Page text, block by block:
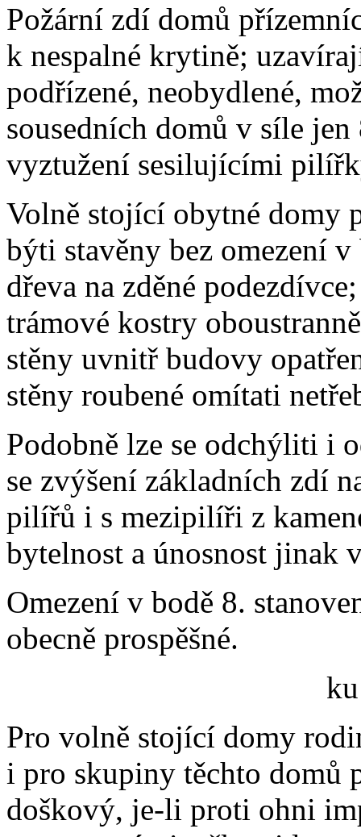
Požární zdí domů
k nespalné krytině;
podřízené, neobydlené,
sousedních domů v síle
vyztužení sesilujícími
Volně stojící obytné domy
býti stavěny bez omezení
dřeva na zděné
trámové kostry
stěny uvnitř budovy
stěny roubené omítati
Podobně lze se odchýliti i
se zvýšení základních zdí
pilířů i s mezipilíři z
bytelnost a únosnost jinak
Omezení v bodě 8.
obecně prospěšné.
Pro volně stojící domy
i pro skupiny těchto domů
doškový, je-li proti ohni